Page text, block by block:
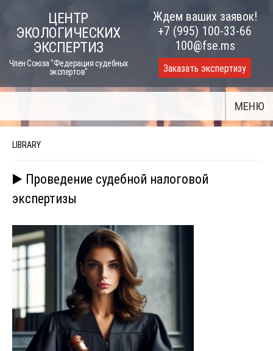
content
ЦЕНТР
ЭКОЛОГИЧЕСКИХ
ЭКСПЕРТИЗ
Член Союза "Федерация судебных
экспертов"
Ждем ваших заявок!
+7 (995) 100-33-66
100@fse.ms
Заказать экспертизу
МЕНЮ
LIBRARY
▶️ Проведение судебной налоговой
экспертизы